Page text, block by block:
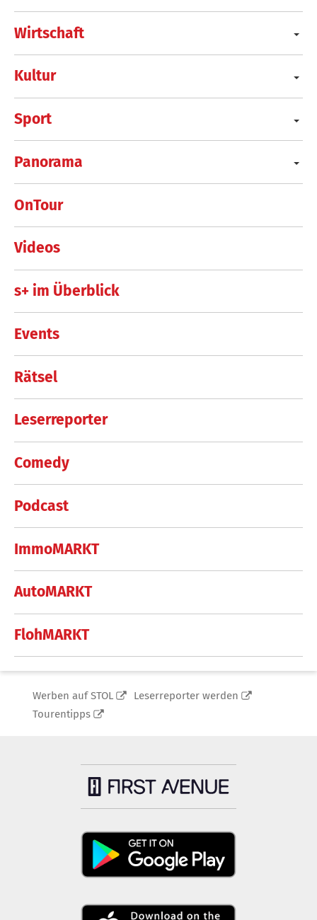
Wirtschaft
Kultur
Sport
Panorama
OnTour
Videos
s+ im Überblick
Events
Rätsel
Leserreporter
Comedy
Podcast
ImmoMARKT
AutoMARKT
FlohMARKT
Werben auf STOL
Leserreporter werden
Tourentipps